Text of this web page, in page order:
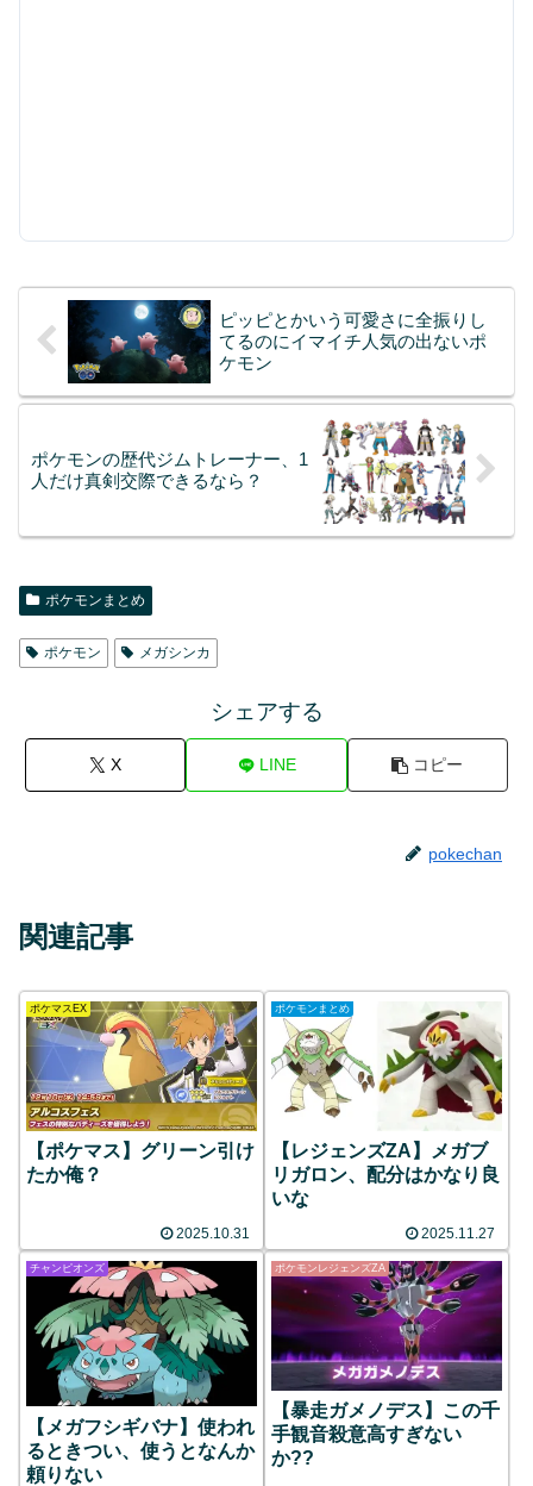
ピッピとかいう可愛さに全振りし
てるのにイマイチ人気の出ないポ
ケモン
ポケモンの歴代ジムトレーナー、1
人だけ真剣交際できるなら？
ポケモンまとめ
ポケモン メガシンカ
シェアする
X LINE コピー
pokechan
関連記事
ポケマスEX
【ポケマス】グリーン引け
たか俺？
2025.10.31
ポケモンまとめ
【レジェンズZA】メガブ
リガロン、配分はかなり良
いな
2025.11.27
チャンピオンズ
【メガフシギバナ】使われ
るときつい、使うとなんか
頼りない
ポケモンレジェンズZA
【暴走ガメノデス】この千
手観音殺意高すぎない
か??